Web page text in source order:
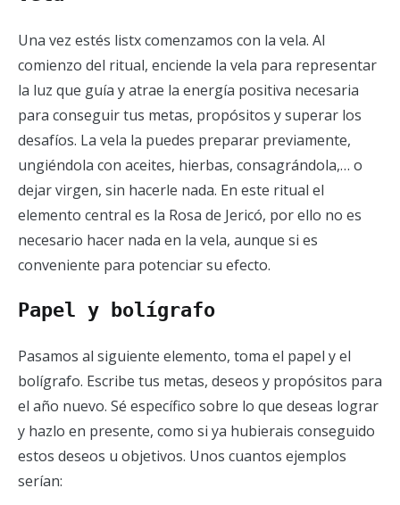
Una vez estés listx comenzamos con la vela. Al
comienzo del ritual, enciende la vela para representar
la luz que guía y atrae la energía positiva necesaria
para conseguir tus metas, propósitos y superar los
desafíos. La vela la puedes preparar previamente,
ungiéndola con aceites, hierbas, consagrándola,… o
dejar virgen, sin hacerle nada. En este ritual el
elemento central es la Rosa de Jericó, por ello no es
necesario hacer nada en la vela, aunque si es
conveniente para potenciar su efecto.
Papel y bolígrafo
Pasamos al siguiente elemento, toma el papel y el
bolígrafo. Escribe tus metas, deseos y propósitos para
el año nuevo. Sé específico sobre lo que deseas lograr
y hazlo en presente, como si ya hubierais conseguido
estos deseos u objetivos. Unos cuantos ejemplos
serían: